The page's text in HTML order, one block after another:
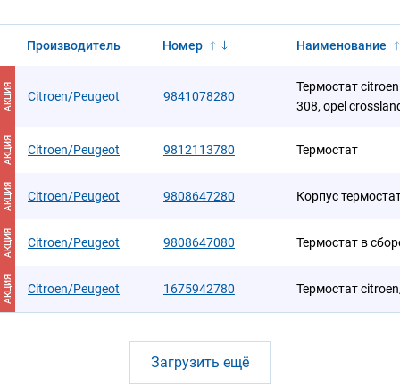
Производитель Номер Наименование
АКЦИЯ Citroen/Peugeot 9841078280
Термостат
308, opel
АКЦИЯ Citroen/Peugeot 9812113780 Термостат
АКЦИЯ Citroen/Peugeot 9808647280 Корпус
АКЦИЯ Citroen/Peugeot 9808647080 Термостат в
АКЦИЯ Citroen/Peugeot 1675942780 Термостат
Загрузить ещё